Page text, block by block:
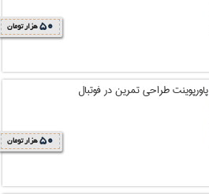
50 هزار تومان
پاورپوینت طراحی تمرین در فوتبال
50 هزار تومان